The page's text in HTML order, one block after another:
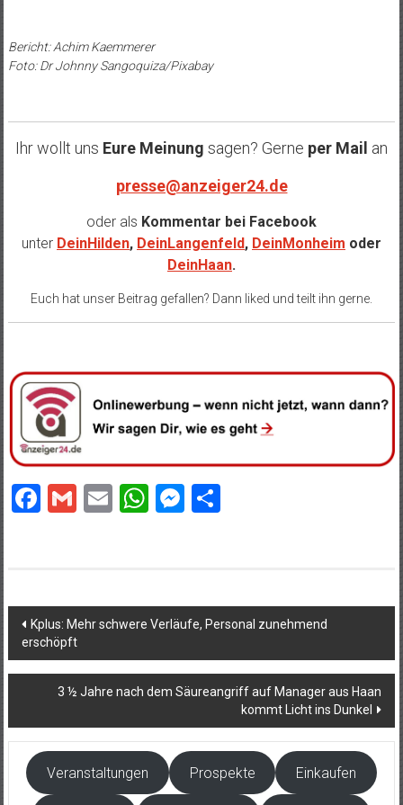
Bericht: Achim Kaemmerer
Foto: Dr Johnny Sangoquiza/Pixabay
Ihr wollt uns Eure Meinung sagen? Gerne per Mail an
presse@anzeiger24.de
oder als Kommentar bei Facebook
unter DeinHilden, DeinLangenfeld, DeinMonheim oder
DeinHaan.
Euch hat unser Beitrag gefallen? Dann liked und teilt ihn gerne.
Facebook
Gmail
EmailWhatsApp
Messenger
Teilen
Beitragsnavigation
Kplus: Mehr schwere Verläufe, Personal zunehmend
erschöpft
3 ½ Jahre nach dem Säureangriff auf Manager aus Haan
kommt Licht ins Dunkel
Veranstaltungen Prospekte Einkaufen